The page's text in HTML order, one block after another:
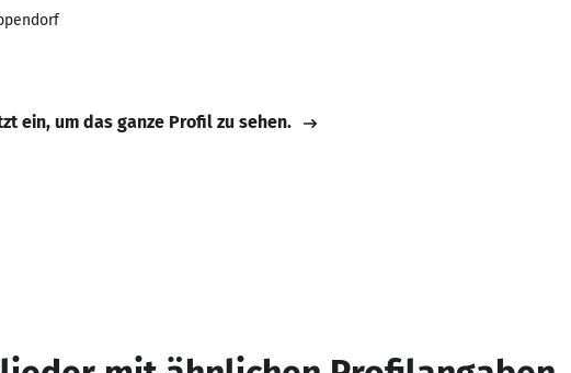
ein, um das ganze Profil zu sehen.